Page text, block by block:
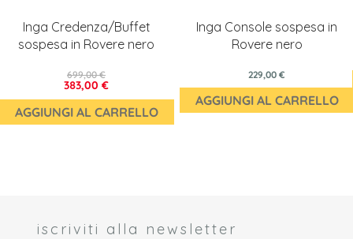
Inga Credenza/Buffet
sospesa in Rovere nero
383,00 €
699,00 €
AGGIUNGI AL CARRELLO
Inga Console sospesa in
Rovere nero
229,00 €
AGGIUNGI AL CARRELLO
iscriviti alla newsletter